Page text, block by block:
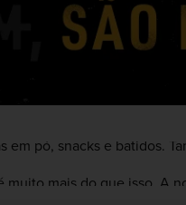
pó, snacks e batidos.
mais do que isso. A